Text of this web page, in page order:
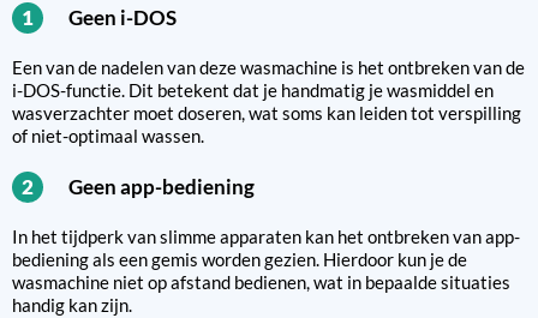
1 Geen i-DOS
Een van de nadelen van deze wasmachine is het ontbreken van de
i-DOS-functie. Dit betekent dat je handmatig je wasmiddel en
wasverzachter moet doseren, wat soms kan leiden tot verspilling
of niet-optimaal wassen.
2 Geen app-bediening
In het tijdperk van slimme apparaten kan het ontbreken van app-
bediening als een gemis worden gezien. Hierdoor kun je de
wasmachine niet op afstand bedienen, wat in bepaalde situaties
handig kan zijn.